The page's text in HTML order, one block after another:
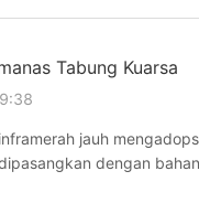
Tabung Kuarsa
jauh
dengan